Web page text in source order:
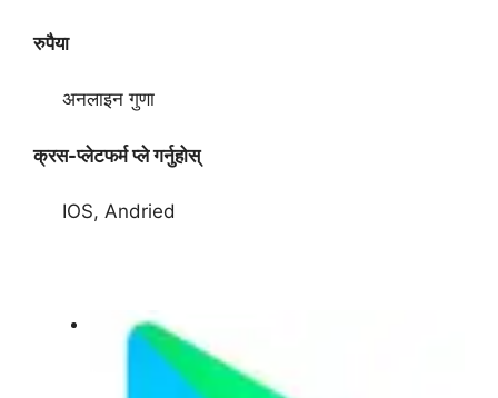
रुपैया
अनलाइन गुणा
क्रस-प्लेटफर्म प्ले गर्नुहोस्
IOS, Andried